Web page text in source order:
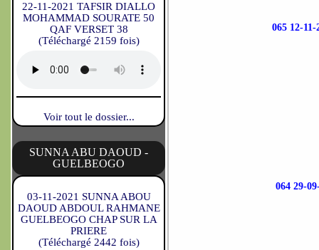
22-11-2021 TAFSIR DIALLO
MOHAMMAD SOURATE 50
QAF VERSET 38
(Téléchargé 2159 fois)
Voir tout le dossier...
SUNNA ABU DAOUD -
GUELBEOGO
03-11-2021 SUNNA ABOU
DAOUD ABDOUL RAHMANE
GUELBEOGO CHAP SUR LA
PRIERE
(Téléchargé 2442 fois)
065 12-
064 29-